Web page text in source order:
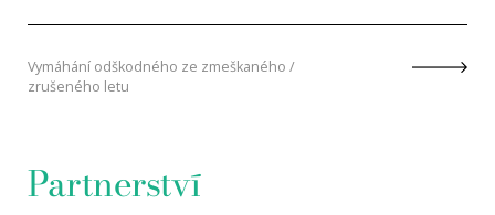
Vymáhání odškodného ze zmeškaného /
zrušeného letu
Partnerství